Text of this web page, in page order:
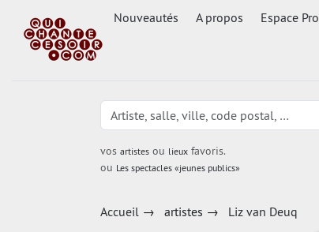
Nouveautés A propos Espace Pro
vos artistesou lieuxfavoris.
ou Les spectacles «jeunes publics»
Accueil→ artistes → Liz van Deuq